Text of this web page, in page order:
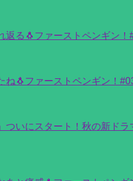
返る🐧ファーストペンギン！
ね🐧ファーストペンギン！
ついにスタート！秋の新ドラ